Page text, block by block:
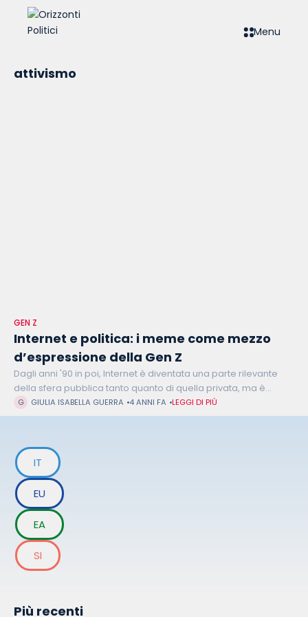
Menu
attivismo
GEN Z
Internet e politica: i meme come mezzo
d’espressione della Gen Z
Dagli anni '90 in poi, Internet è diventata una parte rilevante
della sfera pubblica tanto quanto di quella privata, ma è
nell’ultimo decennio in particolare che le due generazioni più
GIULIA ISABELLA GUERRA 4 ANNI FA LEGGI DI PIÙ
IT
EU
EA
SI
Più recenti